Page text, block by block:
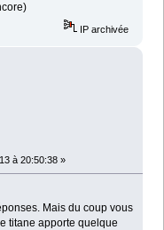
IP archivée
à 20:50:38 »
Mais du coup vous
titane apporte quelque